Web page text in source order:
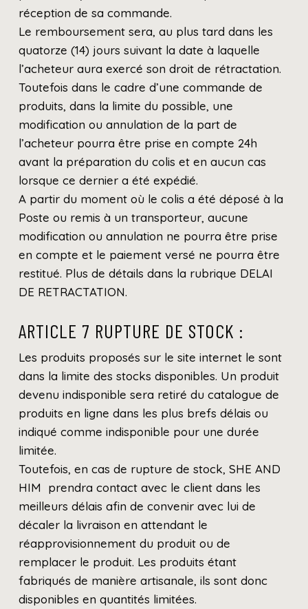
réception de sa commande.
Le remboursement sera, au plus tard dans les
quatorze (14) jours suivant la date à laquelle
l’acheteur aura exercé son droit de rétractation.
Toutefois dans le cadre d’une commande de
produits, dans la limite du possible, une
modification ou annulation de la part de
l’acheteur pourra être prise en compte 24h
avant la préparation du colis et en aucun cas
lorsque ce dernier a été expédié.
A partir du moment où le colis a été déposé à la
Poste ou remis à un transporteur, aucune
modification ou annulation ne pourra être prise
en compte et le paiement versé ne pourra être
restitué. Plus de détails dans la rubrique DELAI
DE RETRACTATION.
ARTICLE 7 RUPTURE DE STOCK :
Les produits proposés sur le site internet le sont
dans la limite des stocks disponibles. Un produit
devenu indisponible sera retiré du catalogue de
produits en ligne dans les plus brefs délais ou
indiqué comme indisponible pour une durée
limitée.
Toutefois, en cas de rupture de stock, SHE AND
HIM prendra contact avec le client dans les
meilleurs délais afin de convenir avec lui de
décaler la livraison en attendant le
réapprovisionnement du produit ou de
remplacer le produit. Les produits étant
fabriqués de manière artisanale, ils sont donc
disponibles en quantités limitées.